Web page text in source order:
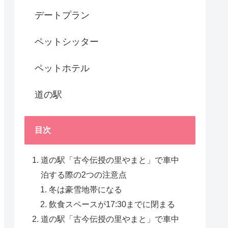
デートプラン
ペットシッター
ペットホテル
道の駅
目次
道の駅「古今伝授の里やまと」で車中
泊する際の2つの注意点
冬は豪雪地帯になる
飲食スペースが17:30までに閉まる
道の駅「古今伝授の里やまと」で車中